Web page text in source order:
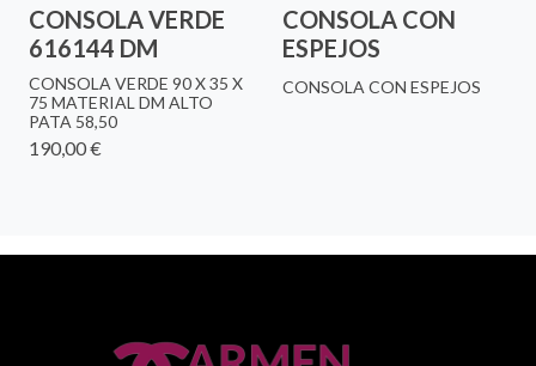
CONSOLA VERDE
616144 DM
CONSOLA VERDE 90 X 35 X
75 MATERIAL DM ALTO
PATA 58,50
190,00 €
CONSOLA CON
ESPEJOS
CONSOLA CON ESPEJOS